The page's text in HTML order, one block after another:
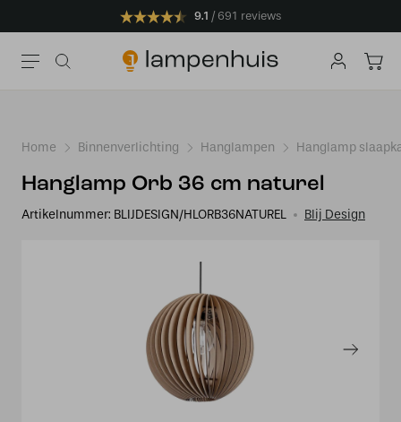
9.1 691 reviews
Home Binnenverlichting Hanglampen Hanglamp
Hanglamp Orb 36 cm naturel
Artikelnummer: BLIJDESIGN/HLORB36NATUREL Blij Design